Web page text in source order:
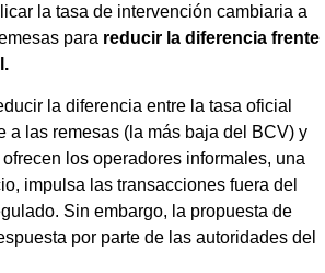
la tasa de intervención cambiaria a
para reducir la diferencia frente
la diferencia entre la tasa oficial
a las remesas (la más baja del BCV) y
los operadores informales, una
impulsa las transacciones fuera del
Sin embargo, la propuesta de
por parte de las autoridades del